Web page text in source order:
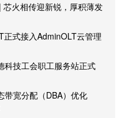
芯火相传迎新锐，厚积薄发
正式接入AdminOLT云管理
科技工会职工服务站正式
带宽分配（DBA）优化